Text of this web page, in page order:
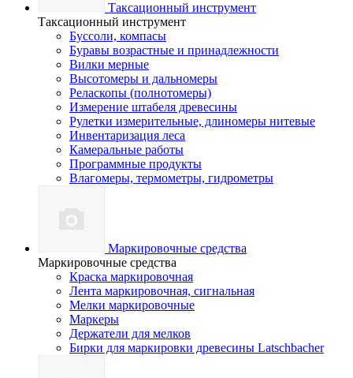
Таксационный инструмент
Таксационный инструмент
Буссоли, компасы
Буравы возрастные и принадлежности
Вилки мерные
Высотомеры и дальномеры
Реласкопы (полнотомеры)
Измерение штабеля древесины
Рулетки измерительные, длиномеры нитевые
Инвентаризация леса
Камеральные работы
Программные продукты
Влагомеры, термометры, гидрометры
Маркировочные средства
Маркировочные средства
Краска маркировочная
Лента маркировочная, сигнальная
Мелки маркировочные
Маркеры
Держатели для мелков
Бирки для маркировки древесины Latschbacher